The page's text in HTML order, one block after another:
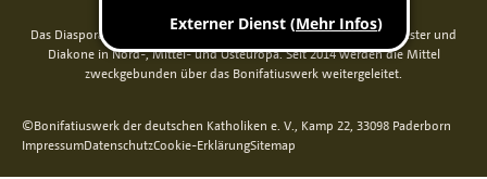
Das Diaspora-Kommissariat der deutschen Bischöfe unterstützt Priester und
Diakone in Nord-, Mittel- und Osteuropa. Seit 2014 werden die Mittel
zweckgebunden über das Bonifatiuswerk weitergeleitet.
©Bonifatiuswerk der deutschen Katholiken e. V., Kamp 22, 33098 Paderborn
ImpressumDatenschutzCookie-ErklärungSitemap